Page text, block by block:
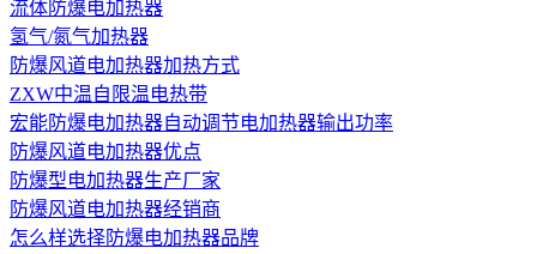
流体防爆电加热器
氢气/氮气加热器
防爆风道电加热器加热方式
ZXW中温自限温电热带
宏能防爆电加热器自动调节电加热器输出功率
防爆风道电加热器优点
防爆型电加热器生产厂家
防爆风道电加热器经销商
怎么样选择防爆电加热器品牌